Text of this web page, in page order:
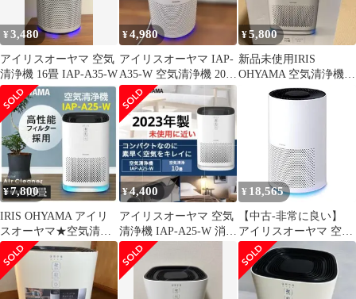
¥3,480
アイリスオーヤマ 空気
清浄機 16畳 IAP-A35-W
¥4,980
アイリスオーヤマ IAP-
A35-W 空気清浄機 2020
年製 管理番号B182
¥5,800
新品未使用IRIS
OHYAMA 空気清浄機
IAP-A25-W 本体
¥7,800
IRIS OHYAMA アイリ
スオーヤマ★空気清浄
機 IAP-A25-W
¥4,400
アイリスオーヤマ 空気
清浄機 IAP-A25-W 消臭
除菌 花粉PM2.5
¥ 18,565
【中古-非常に良い】
アイリスオーヤマ 空気
清浄機 ~16畳 (日本電気
工業会規格基準) 集塵
脱臭フィルター 小型 静
音 ホコリ 花粉 おやす